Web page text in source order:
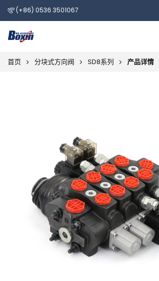
(+86) 0536 3501067
首页 分块式方向阀 SD8系列 产品详情